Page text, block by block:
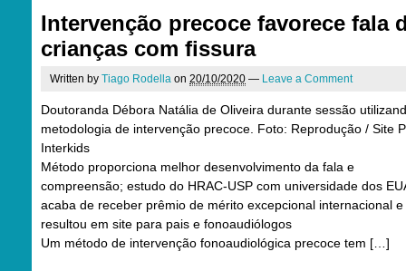
Intervenção precoce favorece fala
crianças com fissura
Written by Tiago Rodella on 20/10/2020 — Leave a Comment
Doutoranda Débora Natália de Oliveira durante sessão
metodologia de intervenção precoce. Foto: Reprodução / Site
Interkids
Método proporciona melhor desenvolvimento da fala e
compreensão; estudo do HRAC-USP com universidade dos
acaba de receber prêmio de mérito excepcional internacional e
resultou em site para pais e fonoaudiólogos
Um método de intervenção fonoaudiológica precoce tem […]